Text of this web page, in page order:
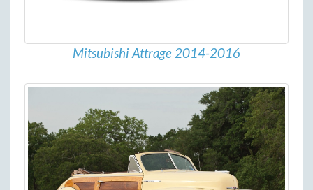
Mitsubishi Attrage 2014-2016